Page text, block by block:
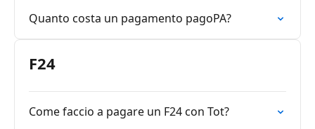
Quanto costa un pagamento pagoPA?
F24
Come faccio a pagare un F24 con Tot?